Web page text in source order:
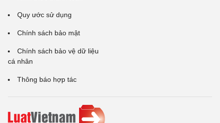
Quy ước sử dụng
Chính sách bảo mật
Chính sách bảo vệ dữ liệu
cá nhân
Thông báo hợp tác